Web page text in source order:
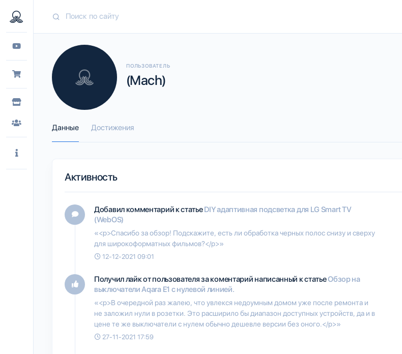
ПОЛЬЗОВАТЕЛЬ
(Mach)
Данные Достижения
Активность
Добавил комментарий к статьеDIY адаптивная подсветка для LG Smart TV
(WebOS)
«<p>Спасибо за обзор! Подскажите, есть ли обработка черных полос снизу и сверху
для широкоформатных фильмов?</p>»
12-12-2021 09:01
Получил лайк от пользователяза коментарий написанный к статьеОбзор на
выключатели Aqara E1 с нулевой линией.
«<p>В очередной раз жалею, что увлекся недоумным домом уже после ремонта и
не заложил нули в розетки. Это расширило бы диапазон доступных устройств, да и в
цене те же выключатели с нулем обычно дешевле версии без оного.</p>»
27-11-2021 17:59